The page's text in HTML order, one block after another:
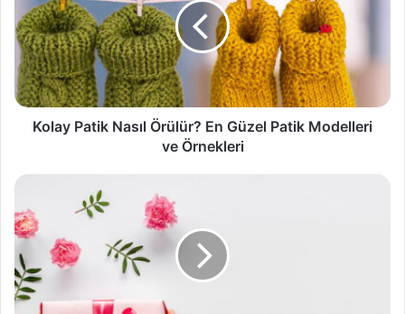
Örülür?
En
Güzel
Patik
Modelleri
ve
Örnekleri
Kolay Patik Nasıl Örülür? En Güzel Patik Modelleri
ve Örnekleri
Hediyeler
Paketlenir?
Hediye
Paketi
Yapımı
(DIY)